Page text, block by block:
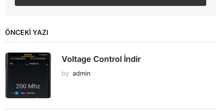
ÖNCEKI YAZI
Voltage Control İndir
by admin